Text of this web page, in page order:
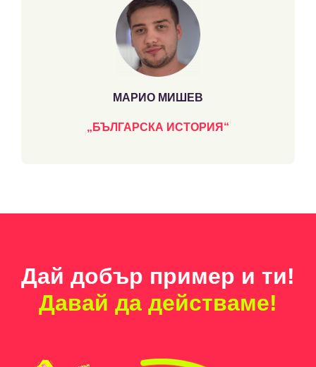
МАРИО МИШЕВ
„БЪЛГАРСКА ИСТОРИЯ“
Дай добър пример и ти!
Давай да действаме!